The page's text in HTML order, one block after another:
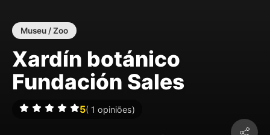
Museu / Zoo
Xardín botánico
Fundación Sales
5( 1 opiniões)